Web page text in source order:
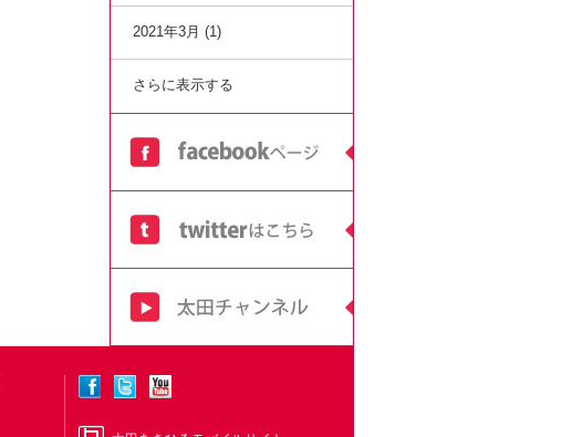
2021年3月 (1)
さらに表示する